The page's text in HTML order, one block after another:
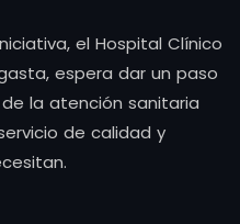
el Hospital Clínico
espera dar un paso
la atención sanitaria
de calidad y